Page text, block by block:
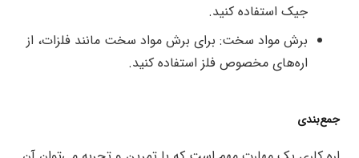
جیک استفاده کنید.
برش مواد سخت: برای برش مواد سخت مانند فلزات، از
اره‌های مخصوص فلز استفاده کنید.
جمع‌بندی